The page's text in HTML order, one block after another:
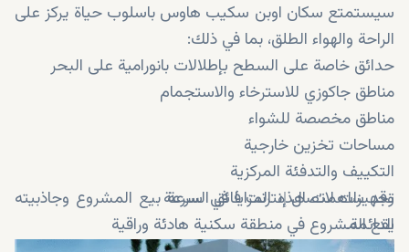
سيستمتع سكان اوبن سكيب هاوس باسلوب حياة يركز على
الراحة والهواء الطلق، بما في ذلك:
حدائق خاصة على السطح بإطلالات بانورامية على البحر
مناطق جاكوزي للاسترخاء والاستجمام
مناطق مخصصة للشواء
مساحات تخزين خارجية
التكييف والتدفئة المركزية
تجهيزات لاتصال إنترنت فائق السرعة
يقع المشروع في منطقة سكنية هادئة وراقية
وقد ساهمت هذه المزايا في سرعة بيع المشروع وجاذبيته
الدائمة.